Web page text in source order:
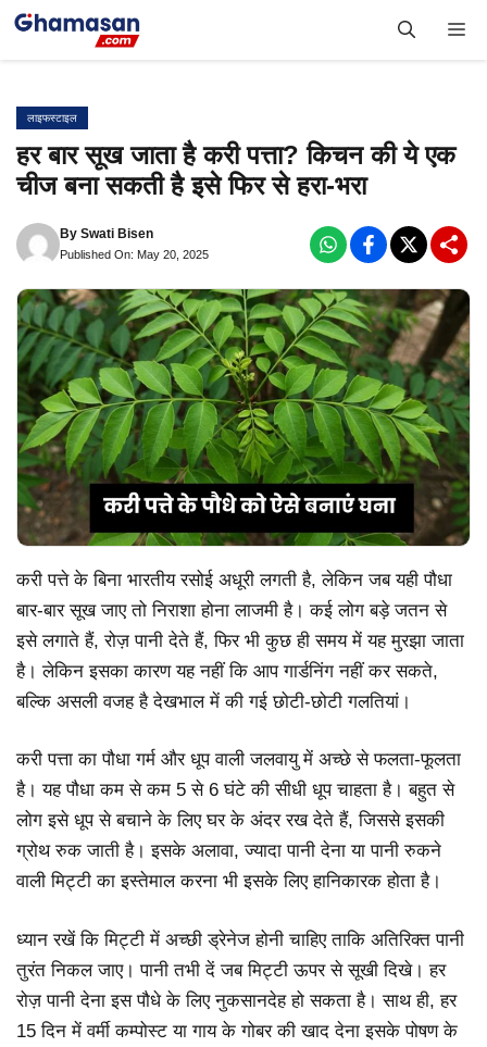
Skip
लाइफस्टाइल
हर बार सूख जाता है करी पत्ता? किचन की ये एक
चीज बना सकती है इसे फिर से हरा-भरा
By Swati Bisen
Published On: May 20, 2025
करी पत्ते के बिना भारतीय रसोई अधूरी लगती है, लेकिन जब यही पौधा
बार-बार सूख जाए तो निराशा होना लाजमी है। कई लोग बड़े जतन से
इसे लगाते हैं, रोज़ पानी देते हैं, फिर भी कुछ ही समय में यह मुरझा जाता
है। लेकिन इसका कारण यह नहीं कि आप गार्डनिंग नहीं कर सकते,
बल्कि असली वजह है देखभाल में की गई छोटी-छोटी गलतियां।
करी पत्ता का पौधा गर्म और धूप वाली जलवायु में अच्छे से फलता-फूलता
है। यह पौधा कम से कम 5 से 6 घंटे की सीधी धूप चाहता है। बहुत से
लोग इसे धूप से बचाने के लिए घर के अंदर रख देते हैं, जिससे इसकी
ग्रोथ रुक जाती है। इसके अलावा, ज्यादा पानी देना या पानी रुकने
वाली मिट्टी का इस्तेमाल करना भी इसके लिए हानिकारक होता है।
ध्यान रखें कि मिट्टी में अच्छी ड्रेनेज होनी चाहिए ताकि अतिरिक्त पानी
तुरंत निकल जाए। पानी तभी दें जब मिट्टी ऊपर से सूखी दिखे। हर
रोज़ पानी देना इस पौधे के लिए नुकसानदेह हो सकता है। साथ ही, हर
15 दिन में वर्मी कम्पोस्ट या गाय के गोबर की खाद देना इसके पोषण के